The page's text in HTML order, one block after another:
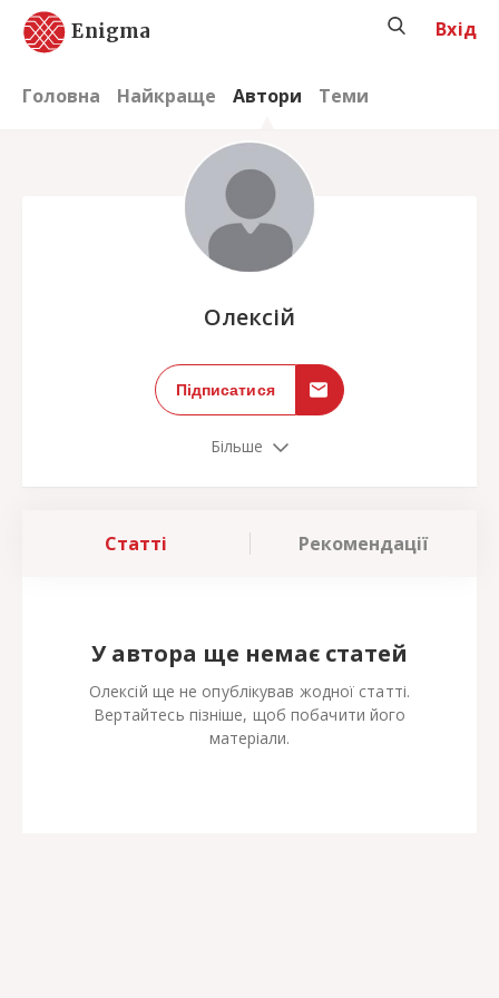
Enigma
Головна Найкраще Автори Теми
Вхід
Олексій
Підписатися
Більше
Статті Рекомендації
У автора ще немає статей
Олексій ще не опублікував жодної статті.
Вертайтесь пізніше, щоб побачити його
матеріали.